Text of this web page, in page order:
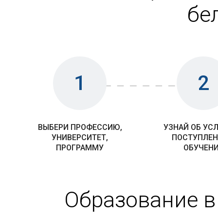
1
ВЫБЕРИ ПРОФЕССИЮ,
УНИВЕРСИТЕТ,
ПРОГРАММУ
2
УЗНАЙ ОБ
Образование